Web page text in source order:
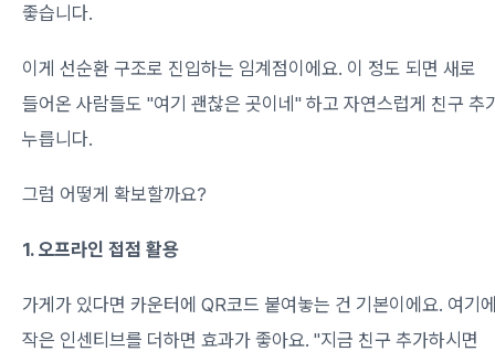
좋습니다.
이게 선순환 구조로 진입하는 임계점이에요. 이 정도 되면 새로
들어온 사람들도 "여기 괜찮은 곳이네" 하고 자연스럽게 친구 추
누릅니다.
그럼 어떻게 확보할까요?
1. 오프라인 접점 활용
가게가 있다면 카운터에 QR코드 붙여놓는 건 기본이에요. 여기
작은 인센티브를 더하면 효과가 좋아요. "지금 친구 추가하시면